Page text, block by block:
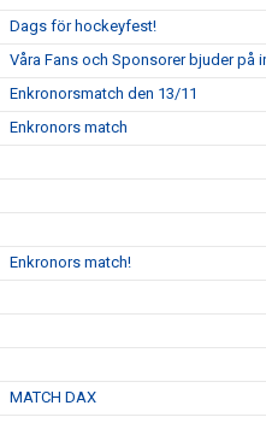
Dags för hockeyfest!
Våra Fans och Sponsorer bjuder på
Enkronorsmatch den 13/11
Enkronors match
Enkronors match!
MATCH DAX